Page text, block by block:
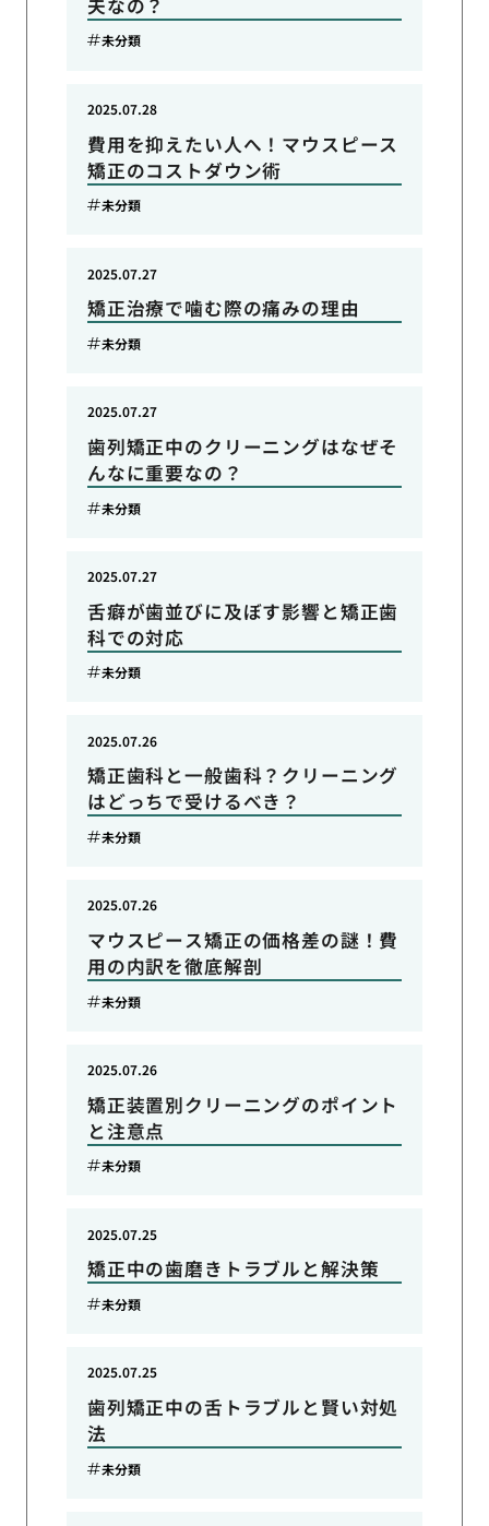
夫なの？
未分類
費用を抑えたい人へ！マウスピース
矯正のコストダウン術
2025.07.28
未分類
矯正治療で噛む際の痛みの理由
2025.07.27
未分類
歯列矯正中のクリーニングはなぜそ
んなに重要なの？
2025.07.27
未分類
舌癖が歯並びに及ぼす影響と矯正歯
科での対応
2025.07.27
未分類
矯正歯科と一般歯科？クリーニング
はどっちで受けるべき？
2025.07.26
未分類
マウスピース矯正の価格差の謎！費
用の内訳を徹底解剖
2025.07.26
未分類
矯正装置別クリーニングのポイント
と注意点
2025.07.26
未分類
矯正中の歯磨きトラブルと解決策
2025.07.25
未分類
歯列矯正中の舌トラブルと賢い対処
法
2025.07.25
未分類